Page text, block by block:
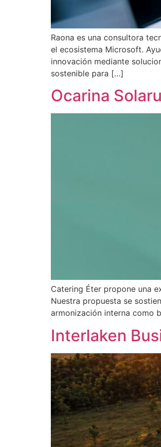
Raona es una consultora
el ecosistema Microsoft.
innovación mediante
sostenible para […]
Ocarina
Catering Éter propone una
Nuestra propuesta se
armonización interna como
Interlaken